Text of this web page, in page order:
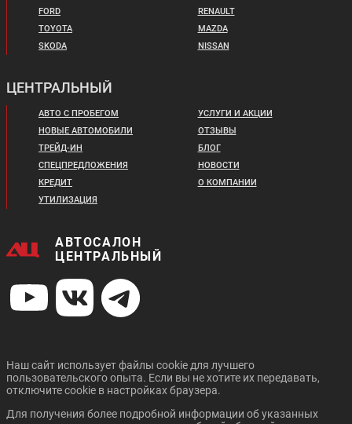
FORD
TOYOTA
SKODA
RENAULT
MAZDA
NISSAN
ЦЕНТРАЛЬНЫЙ
АВТО С ПРОБЕГОМ
НОВЫЕ АВТОМОБИЛИ
ТРЕЙД-ИН
СПЕЦПРЕДЛОЖЕНИЯ
КРЕДИТ
УТИЛИЗАЦИЯ
УСЛУГИ И АКЦИИ
ОТЗЫВЫ
БЛОГ
НОВОСТИ
О КОМПАНИИ
АВТОСАЛОН
ЦЕНТРАЛЬНЫЙ
Наш сайт использует файлы cookie для лучшего
пользовательского опыта. Если вы не хотите их передавать,
отключите cookie в настройках браузера.
Для получения более подробной информации об указанных